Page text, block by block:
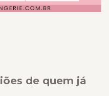
de quem já